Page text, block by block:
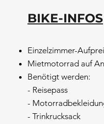
BIKE-INFOS
Einzelzimmer-
Mietmotorrad auf
Benötigt werden:
- Reisepass
-
- Trinkrucksack